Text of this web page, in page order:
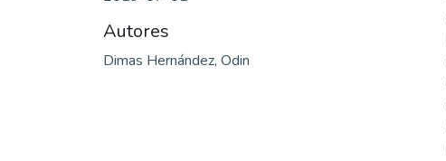
Autores
Dimas Hernández, Odin